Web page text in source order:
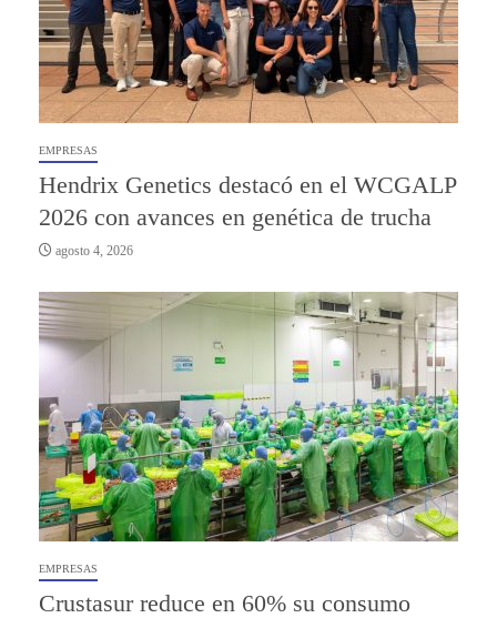
EMPRESAS
Hendrix Genetics destacó en el WCGALP
2026 con avances en genética de trucha
agosto 4, 2026
EMPRESAS
Crustasur reduce en 60% su consumo